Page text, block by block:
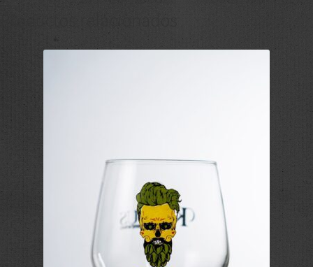
Productos relacionados